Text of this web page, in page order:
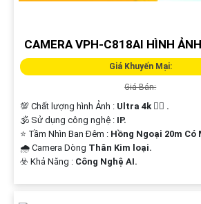
CAMERA VPH-C818AI HÌNH
Giá Khuyến Mại:
Giá Bán:
💯 Chất lượng hình Ảnh : Ultra 4k 👍🏾 .
🕉️ Sử dụng công nghệ : IP.
⭐ Tầm Nhìn Ban Đêm : Hồng Ngoại 20m Có
🌧️ Camera Dòng Thân Kim loại.
️☣️ Khả Năng : Công Nghệ AI.